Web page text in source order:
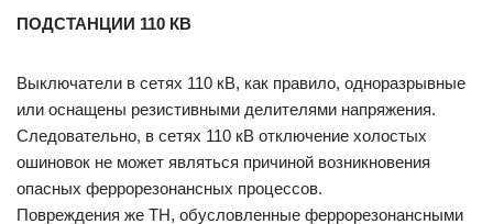
ПОДСТАНЦИИ 110 КВ
Выключатели в сетях 110 кВ, как правило, одноразрывные
или оснащены резистивными делителями напряжения.
Следовательно, в сетях 110 кВ отключение холостых
ошиновок не может являться причиной возникновения
опасных феррорезонансных процессов.
Повреждения же ТН, обусловленные феррорезонансными